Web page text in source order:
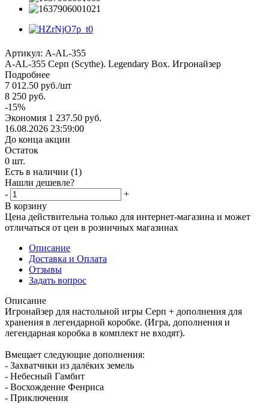
Артикул: A-AL-355
A-AL-355 Серп (Scythe). Legendary Box. Игронайзер
Подробнее
7 012.50 руб./шт
8 250 руб.
-15%
Экономия 1 237.50 руб.
16.08.2026 23:59:00
До конца акции
Остаток
0 шт.
Есть в наличии (1)
Нашли дешевле?
-
+
В корзину
Цена действительна только для интернет-магазина и может
отличаться от цен в розничных магазинах
Описание
Доставка и Оплата
Отзывы
Задать вопрос
Описание
Игронайзер для настольной игры Серп + дополнения для
хранения в легендарной коробке. (Игра, дополнения и
легендарная коробка в комплект не входят).
Вмещает следующие дополнения:
- Захватчики из далёких земель
- Небесный Гамбит
- Восхождение Фенриса
- Приключения